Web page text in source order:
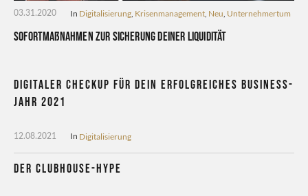
03.31.2020 In Digitalisierung Krisenmanagement Neu Unternehmertum
Sofortmaßnahmen zur Sicherung deiner Liquidität
Digitaler CheckUp für dein erfolgreiches Business-
Jahr 2021
12.08.2021 In Digitalisierung
Der Clubhouse-Hype